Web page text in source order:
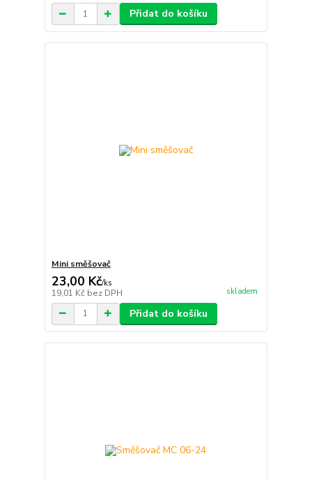
Přidat do košíku
Mini směšovač
23,00 Kč/ks
19,01 Kč bez DPH skladem
Přidat do košíku